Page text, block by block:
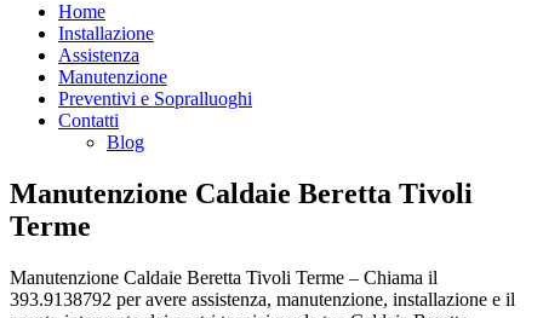
Home
Installazione
Assistenza
Manutenzione
Preventivi e Sopralluoghi
Contatti
Blog
Manutenzione Caldaie Beretta Tivoli
Terme
Manutenzione Caldaie Beretta Tivoli Terme – Chiama il
393.9138792 per avere assistenza, manutenzione, installazione e il